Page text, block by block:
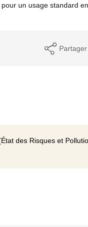
un usage standard
Partager
des Risques et